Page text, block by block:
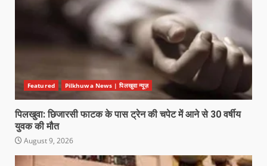
Featured Pilkhuwa News | पिलखुवा न्यूज़
पिलखुवा: छिजारसी फाटक के पास ट्रेन की चपेट में आने से 30 वर्षीय
युवक की मौत
August 9, 2026